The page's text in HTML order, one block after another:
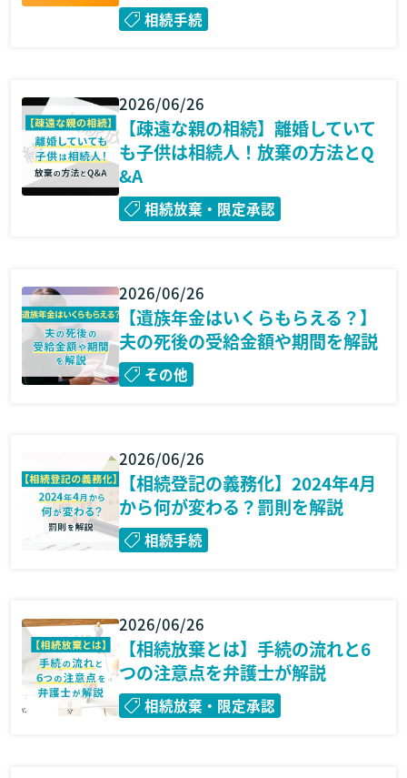
相続手続
2026/06/26
【疎遠な親の相続】離婚していて
も子供は相続人！放棄の方法とQ
&A
相続放棄・限定承認
2026/06/26
【遺族年金はいくらもらえる？】
夫の死後の受給金額や期間を解説
その他
2026/06/26
【相続登記の義務化】2024年4月
から何が変わる？罰則を解説
相続手続
2026/06/26
【相続放棄とは】手続の流れと6
つの注意点を弁護士が解説
相続放棄・限定承認